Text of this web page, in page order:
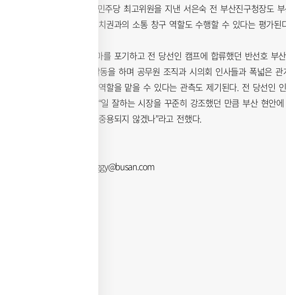
에서 주목받는다. 민주당 최고위원을 지낸 서은숙 전 부산진구청장도
탄한 데다 중앙 정치권과의 소통 창구 역할도 수행할 수 있다는 평가된
이번 지방선거 출마를 포기하고 전 당선인 캠프에 합류했던 반선호 부
시의회에서 의정활동을 하며 공무원 조직과 시의회 인사들과 폭넓은
사이의 소통 창구 역할을 맡을 수 있다는 관측도 제기된다. 전 당선인
뤄지진 않았다”며 “일 잘하는 시장을 꾸준히 강조했던 만큼 부산 현안
수 있는 인사들이 중용되지 않겠나”라고 전했다.
나웅기 기자 wonggy@busan.com